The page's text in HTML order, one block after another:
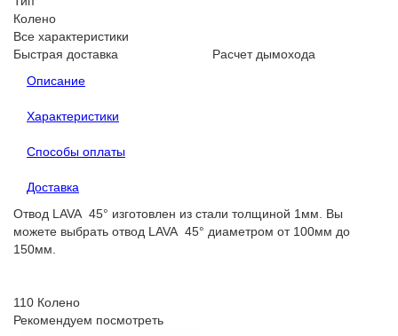
Колено
Все характеристики
Быстрая доставка
Расчет дымохода
Описание
Характеристики
Способы оплаты
Доставка
Отвод LAVA 45° изготовлен из стали толщиной 1мм. Вы
можете выбрать отвод LAVA 45° диаметром от 100мм до
150мм.
110 Колено
Рекомендуем посмотреть